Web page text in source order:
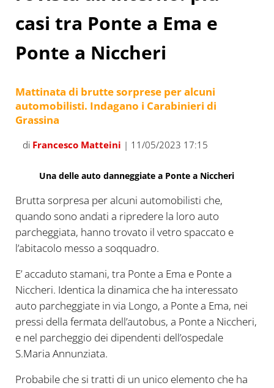
casi tra Ponte a Ema e
Ponte a Niccheri
Mattinata di brutte sorprese per alcuni
automobilisti. Indagano i Carabinieri di
Grassina
di Francesco Matteini | 11/05/2023 17:15
Una delle auto danneggiate a Ponte a Niccheri
Brutta sorpresa per alcuni automobilisti che,
quando sono andati a ripredere la loro auto
parcheggiata, hanno trovato il vetro spaccato e
l’abitacolo messo a soqquadro.
E’ accaduto stamani, tra Ponte a Ema e Ponte a
Niccheri. Identica la dinamica che ha interessato
auto parcheggiate in via Longo, a Ponte a Ema, nei
pressi della fermata dell’autobus, a Ponte a Niccheri,
e nel parcheggio dei dipendenti dell’ospedale
S.Maria Annunziata.
Probabile che si tratti di un unico elemento che ha